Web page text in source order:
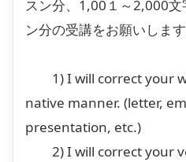
スン分、1,00１～2,000
ン分の受講をお願いします
1) I will correct your
native manner. (letter,
presentation, etc.)
2) I will correct your